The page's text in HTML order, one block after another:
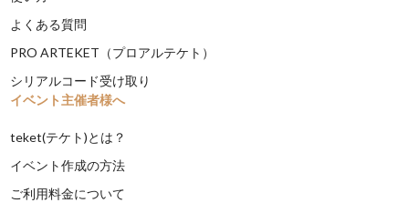
よくある質問
PRO ARTEKET（プロアルテケト）
シリアルコード受け取り
イベント主催者様へ
teket(テケト)とは？
イベント作成の方法
ご利用料金について